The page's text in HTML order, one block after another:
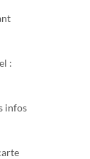
:
infos